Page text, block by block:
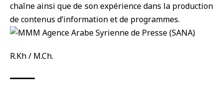
chaîne ainsi que de son expérience dans la production
de contenus d’information et de programmes.
R.Kh / M.Ch.